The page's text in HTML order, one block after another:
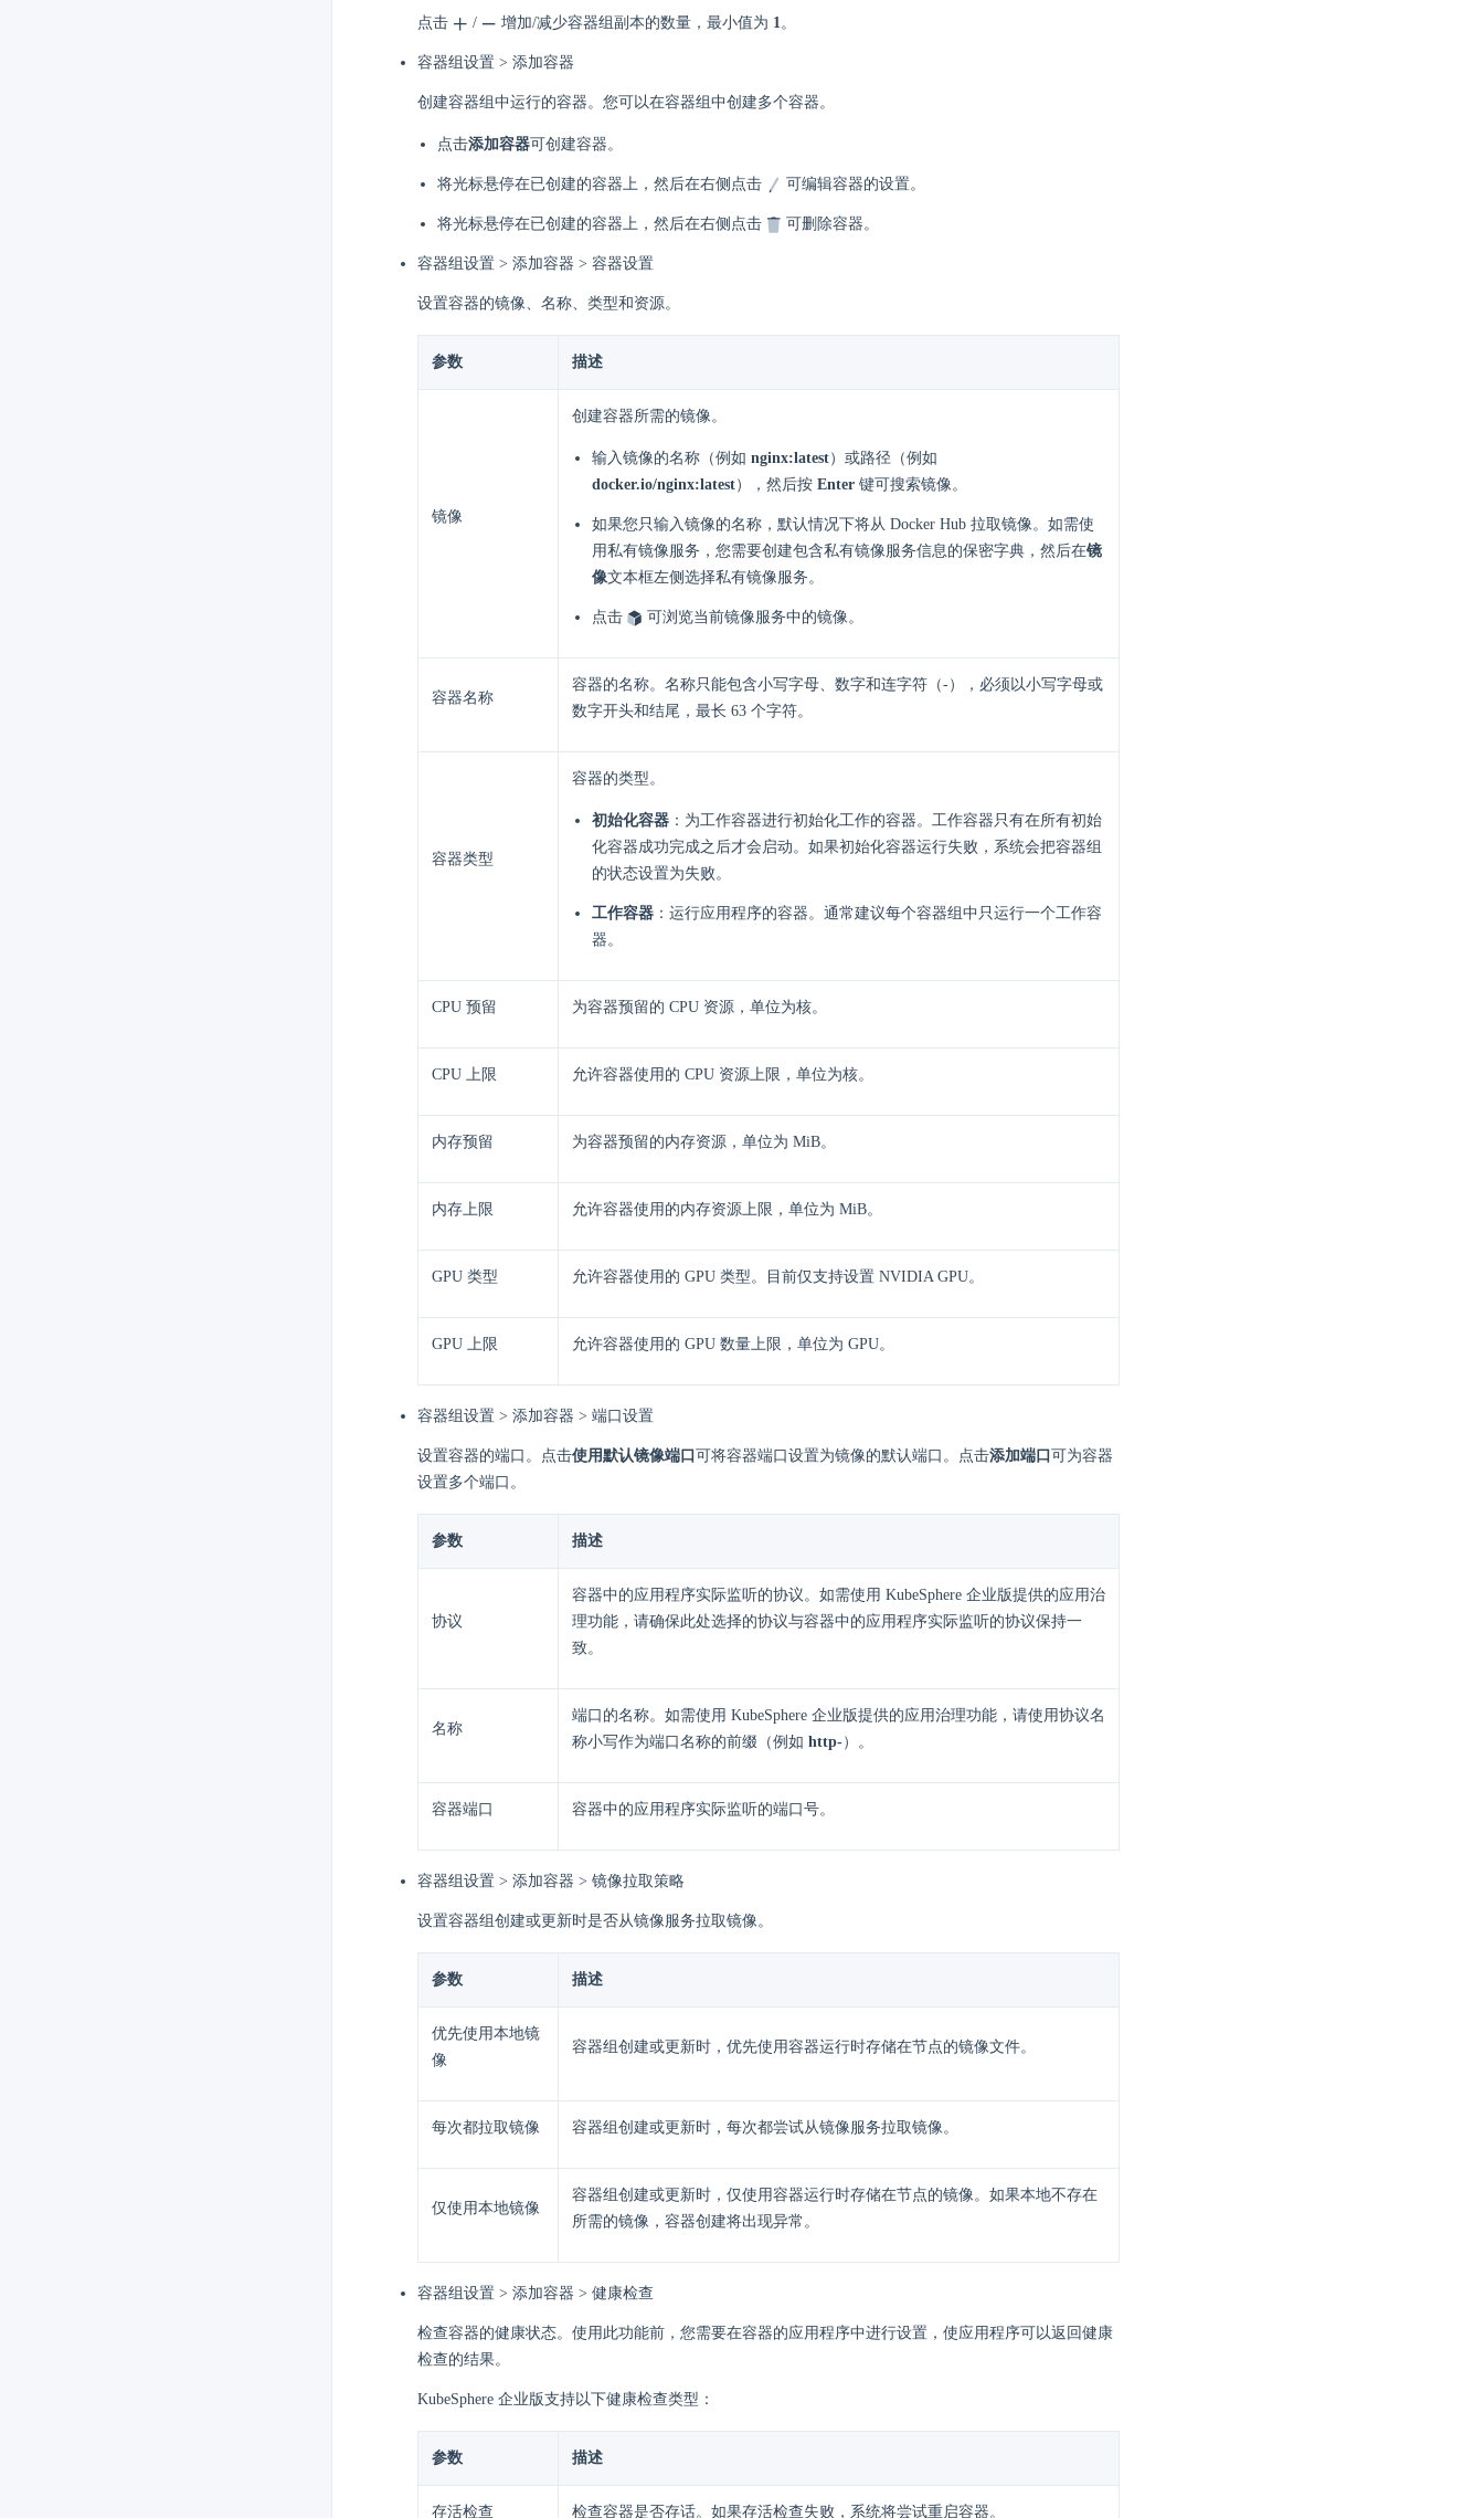
点击 / 增加/减少容器组副本的数量，最小值为 1。
容器组设置 > 添加容器
创建容器组中运行的容器。您可以在容器组中创建多个容器。
点击添加容器可创建容器。
将光标悬停在已创建的容器上，然后在右侧点击 可编辑容器的设置。
将光标悬停在已创建的容器上，然后在右侧点击 可删除容器。
容器组设置 > 添加容器 > 容器设置
设置容器的镜像、名称、类型和资源。
参数 描述
镜像
创建容器所需的镜像。
输入镜像的名称（例如 nginx:latest）或路径（例如
docker.io/nginx:latest），然后按 Enter 键可搜索镜像。
如果您只输入镜像的名称，默认情况下将从 Docker Hub 拉取镜像。如需使
用私有镜像服务，您需要创建包含私有镜像服务信息的保密字典，然后在镜
像文本框左侧选择私有镜像服务。
点击 可浏览当前镜像服务中的镜像。
容器名称
容器的名称。名称只能包含小写字母、数字和连字符（-），必须以小写字母或
数字开头和结尾，最长 63 个字符。
容器类型
容器的类型。
初始化容器 ：为工作容器进行初始化工作的容器。工作容器只有在所有初始
化容器成功完成之后才会启动。如果初始化容器运行失败，系统会把容器组
的状态设置为失败。
工作容器 ：运行应用程序的容器。通常建议每个容器组中只运行一个工作容
器。
CPU 预留 为容器预留的 CPU 资源，单位为核。
CPU 上限 允许容器使用的 CPU 资源上限，单位为核。
内存预留 为容器预留的内存资源，单位为 MiB。
内存上限 允许容器使用的内存资源上限，单位为 MiB。
GPU 类型 允许容器使用的 GPU 类型。目前仅支持设置 NVIDIA GPU。
GPU 上限 允许容器使用的 GPU 数量上限，单位为 GPU。
容器组设置 > 添加容器 > 端口设置
设置容器的端口。点击使用默认镜像端口 可将容器端口设置为镜像的默认端口。点击添加端口 可为容器
设置多个端口。
参数 描述
协议
容器中的应用程序实际监听的协议。如需使用 KubeSphere 企业版提供的应用治
理功能，请确保此处选择的协议与容器中的应用程序实际监听的协议保持一
致。
名称
端口的名称。如需使用 KubeSphere 企业版提供的应用治理功能，请使用协议名
称小写作为端口名称的前缀（例如 http-）。
容器端口 容器中的应用程序实际监听的端口号。
容器组设置 > 添加容器 > 镜像拉取策略
设置容器组创建或更新时是否从镜像服务拉取镜像。
参数 描述
优先使用本地镜
像
容器组创建或更新时，优先使用容器运行时存储在节点的镜像文件。
每次都拉取镜像 容器组创建或更新时，每次都尝试从镜像服务拉取镜像。
仅使用本地镜像
容器组创建或更新时，仅使用容器运行时存储在节点的镜像。如果本地不存在
所需的镜像，容器创建将出现异常。
容器组设置 > 添加容器 > 健康检查
检查容器的健康状态。使用此功能前，您需要在容器的应用程序中进行设置，使应用程序可以返回健康
检查的结果。
KubeSphere 企业版支持以下健康检查类型：
参数 描述
存活检查 检查容器是否存话。如果存活检查失败，系统将尝试重启容器。